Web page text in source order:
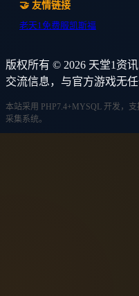
🤝 友情链接
老天1免费服凯斯福
版权所有 © 2026 天堂1资
交流信息，与官方游戏无任
本站采用 PHP7.4+MYSQL 开发，
采集系统。